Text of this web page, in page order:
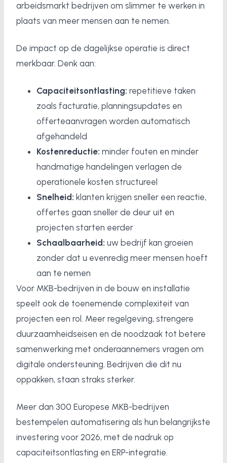
arbeidsmarkt bedrijven om slimmer te werken in
plaats van meer mensen aan te nemen.
De impact op de dagelijkse operatie is direct
merkbaar. Denk aan:
Capaciteitsontlasting: repetitieve taken
zoals facturatie, planningsupdates en
offerteaanvragen worden automatisch
afgehandeld
Kostenreductie: minder fouten en minder
handmatige handelingen verlagen de
operationele kosten structureel
Snelheid: klanten krijgen sneller een reactie,
offertes gaan sneller de deur uit en
projecten starten eerder
Schaalbaarheid: uw bedrijf kan groeien
zonder dat u evenredig meer mensen hoeft
aan te nemen
Voor MKB-bedrijven in de bouw en installatie
speelt ook de toenemende complexiteit van
projecten een rol. Meer regelgeving, strengere
duurzaamheidseisen en de noodzaak tot betere
samenwerking met onderaannemers vragen om
digitale ondersteuning. Bedrijven die dit nu
oppakken, staan straks sterker.
Meer dan 300 Europese MKB-bedrijven
bestempelen automatisering als hun belangrijkste
investering voor 2026, met de nadruk op
capaciteitsontlasting en ERP-integratie.